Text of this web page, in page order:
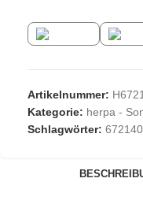
Artikelnummer:
Kategorie: herpa -
Schlagwörter: 672140